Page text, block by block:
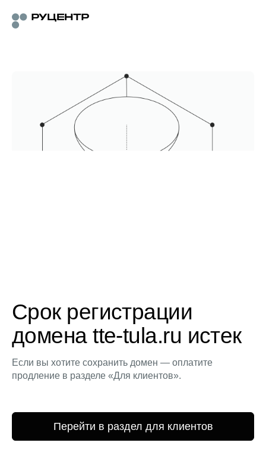
Срок регистрации
домена tte-tula.ru истек
Если вы хотите сохранить домен — оплатите
продление в разделе «Для клиентов».
Перейти в раздел для клиентов